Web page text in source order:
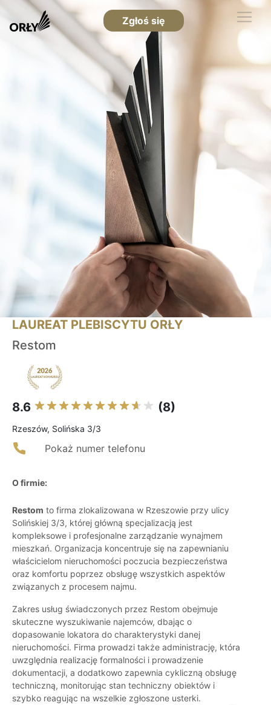
Zgłoś się
LAUREAT PLEBISCYTU ORŁY
Restom
8.6 (8)
Rzeszów, Solińska 3/3
Pokaż numer telefonu
O firmie:
Restom to firma zlokalizowana w Rzeszowie przy ulicy
Solińskiej 3/3, której główną specjalizacją jest
kompleksowe i profesjonalne zarządzanie wynajmem
mieszkań. Organizacja koncentruje się na zapewnianiu
właścicielom nieruchomości poczucia bezpieczeństwa
oraz komfortu poprzez obsługę wszystkich aspektów
związanych z procesem najmu.
Zakres usług świadczonych przez Restom obejmuje
skuteczne wyszukiwanie najemców, dbając o
dopasowanie lokatora do charakterystyki danej
nieruchomości. Firma prowadzi także administrację, która
uwzględnia realizację formalności i prowadzenie
dokumentacji, a dodatkowo zapewnia cykliczną obsługę
techniczną, monitorując stan techniczny obiektów i
szybko reagując na wszelkie zgłoszone usterki.